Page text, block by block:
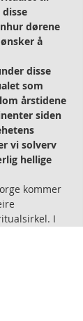
dørene
å
disse
som
årstidene
siden
vi solverv
hellige
kommer
I